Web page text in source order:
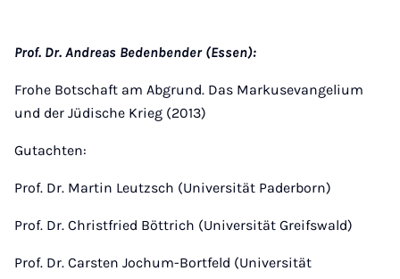
Prof. Dr. Andreas Bedenbender (Essen):
Frohe Botschaft am Abgrund. Das Markusevangelium
und der Jüdische Krieg (2013)
Gutachten:
Prof. Dr. Martin Leutzsch (Universität Paderborn)
Prof. Dr. Christfried Böttrich (Universität Greifswald)
Prof. Dr. Carsten Jochum-Bortfeld (Universität